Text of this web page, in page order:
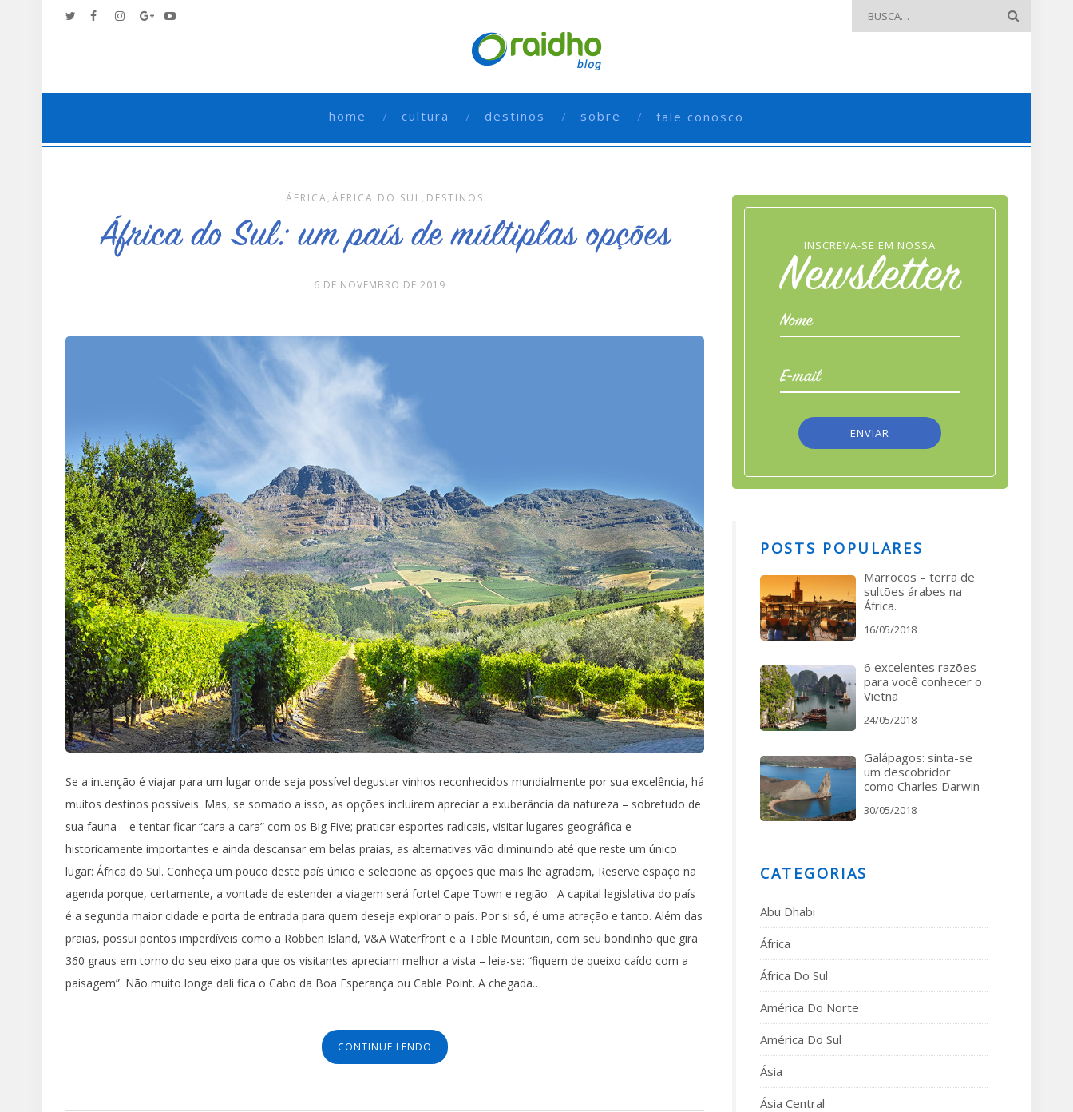
home cultura destinos sobre fale conosco
ÁFRICA, ÁFRICA DO SUL, DESTINOS
África do Sul: um país de múltiplas opções
6 DE NOVEMBRO DE 2019
Se a intenção é viajar para um lugar onde seja possível degustar vinhos reconhecidos mundialmente por sua excelência, há
muitos destinos possíveis. Mas, se somado a isso, as opções incluírem apreciar a exuberância da natureza – sobretudo de
sua fauna – e tentar ficar “cara a cara” com os Big Five; praticar esportes radicais, visitar lugares geográfica e
historicamente importantes e ainda descansar em belas praias, as alternativas vão diminuindo até que reste um único
lugar: África do Sul. Conheça um pouco deste país único e selecione as opções que mais lhe agradam, Reserve espaço na
agenda porque, certamente, a vontade de estender a viagem será forte! Cape Town e região A capital legislativa do país
é a segunda maior cidade e porta de entrada para quem deseja explorar o país. Por si só, é uma atração e tanto. Além das
praias, possui pontos imperdíveis como a Robben Island, V&A Waterfront e a Table Mountain, com seu bondinho que gira
360 graus em torno do seu eixo para que os visitantes apreciam melhor a vista – leia-se: “fiquem de queixo caído com a
paisagem”. Não muito longe dali fica o Cabo da Boa Esperança ou Cable Point. A chegada…
CONTINUE LENDO
INSCREVA-SE EM NOSSA
Newsletter
POSTS POPULARES
Marrocos – terra de
sultões árabes na
África.
16/05/2018
6 excelentes razões
para você conhecer o
Vietnã
24/05/2018
Galápagos: sinta-se
um descobridor
como Charles Darwin
30/05/2018
CATEGORIAS
Abu Dhabi
África
África Do Sul
América Do Norte
América Do Sul
Ásia
Ásia Central